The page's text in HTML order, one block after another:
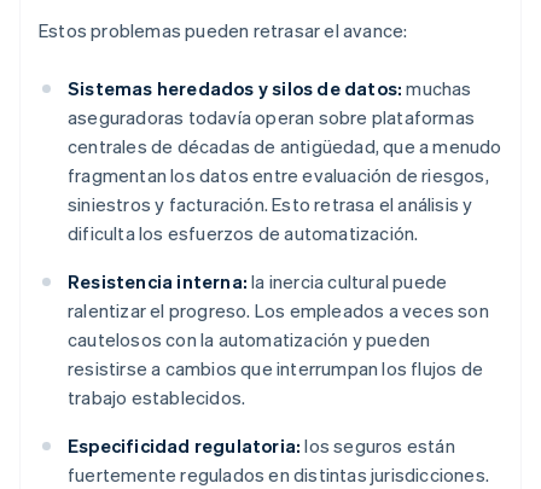
Estos problemas pueden retrasar el avance:
Sistemas heredados y silos de datos: muchas
aseguradoras todavía operan sobre plataformas
centrales de décadas de antigüedad, que a menudo
fragmentan los datos entre evaluación de riesgos,
siniestros y facturación. Esto retrasa el análisis y
dificulta los esfuerzos de automatización.
Resistencia interna: la inercia cultural puede
ralentizar el progreso. Los empleados a veces son
cautelosos con la automatización y pueden
resistirse a cambios que interrumpan los flujos de
trabajo establecidos.
Especificidad regulatoria: los seguros están
fuertemente regulados en distintas jurisdicciones.